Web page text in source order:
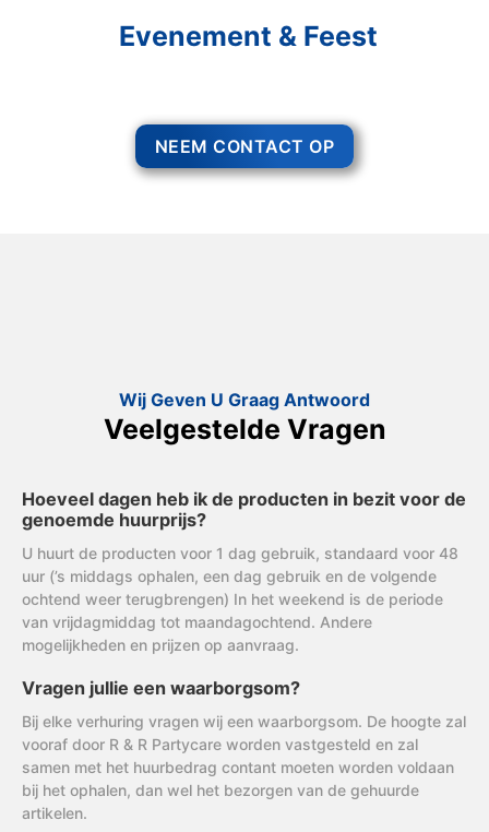
Evenement & Feest
NEEM CONTACT OP
Wij Geven U Graag Antwoord
Veelgestelde Vragen
Hoeveel dagen heb ik de producten in bezit voor de
genoemde huurprijs?
U huurt de producten voor 1 dag gebruik, standaard voor 48
uur (’s middags ophalen, een dag gebruik en de volgende
ochtend weer terugbrengen) In het weekend is de periode
van vrijdagmiddag tot maandagochtend. Andere
mogelijkheden en prijzen op aanvraag.
Vragen jullie een waarborgsom?
Bij elke verhuring vragen wij een waarborgsom. De hoogte zal
vooraf door R & R Partycare worden vastgesteld en zal
samen met het huurbedrag contant moeten worden voldaan
bij het ophalen, dan wel het bezorgen van de gehuurde
artikelen.